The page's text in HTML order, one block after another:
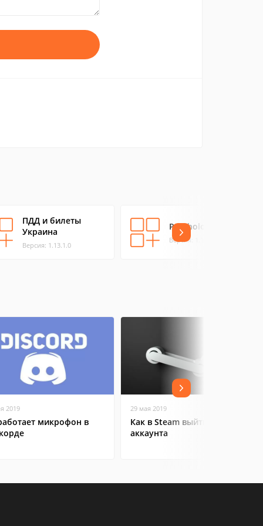
ПДД и билеты
Украина
Версия: 1.13.1.0
Psychological Test
Версия: 1.1.0.0
2019
микрофон в
29 мая 2019
Как в Steam выйти из
аккаунта